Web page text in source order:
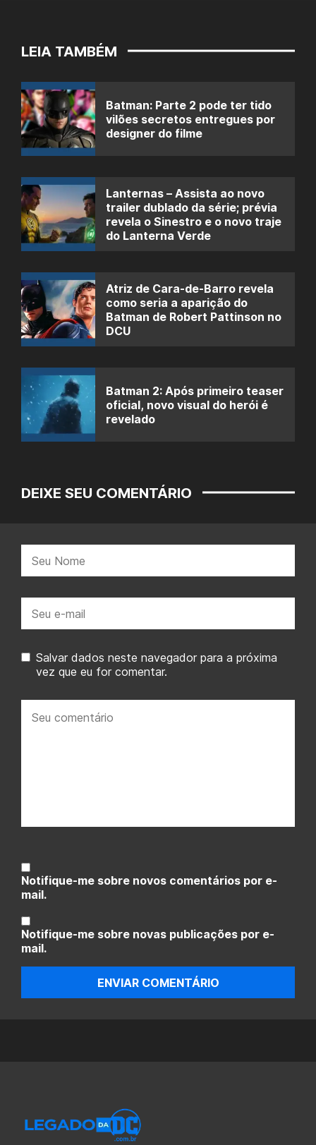
LEIA TAMBÉM
Batman: Parte 2 pode ter tido
vilões secretos entregues por
designer do filme
Lanternas – Assista ao novo
trailer dublado da série; prévia
revela o Sinestro e o novo traje
do Lanterna Verde
Atriz de Cara-de-Barro revela
como seria a aparição do
Batman de Robert Pattinson no
DCU
Batman 2: Após primeiro teaser
oficial, novo visual do herói é
revelado
DEIXE SEU COMENTÁRIO
mail:
Salvar dados neste navegador para a próxima
vez que eu for comentar.
comentário:
Notifique-me sobre novos comentários por e-
mail.
Notifique-me sobre novas publicações por e-
mail.
ENVIAR COMENTÁRIO